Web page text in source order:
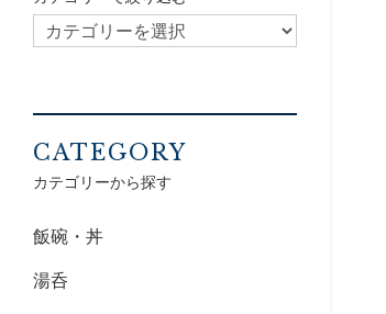
CATEGORY
カテゴリーから探す
飯碗・丼
湯呑